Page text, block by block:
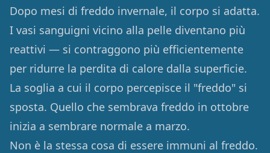
Dopo mesi di freddo invernale, il corpo si adatta.
I vasi sanguigni vicino alla pelle diventano più
reattivi — si contraggono più efficientemente
per ridurre la perdita di calore dalla superficie.
La soglia a cui il corpo percepisce il "freddo" si
sposta. Quello che sembrava freddo in ottobre
inizia a sembrare normale a marzo.
Non è la stessa cosa di essere immuni al freddo.